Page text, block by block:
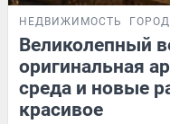
НЕДВИЖИМОСТЬ ГОРОД
Великолепный
оригинальная
среда и новые
красивое